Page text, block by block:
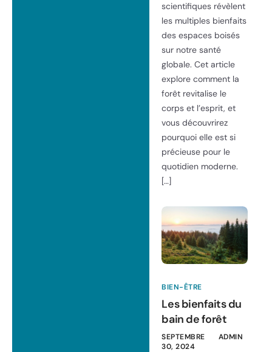
scientifiques révèlent
les multiples bienfaits
des espaces boisés
sur notre santé
globale. Cet article
explore comment la
forêt revitalise le
corps et l’esprit, et
vous découvrirez
pourquoi elle est si
précieuse pour le
quotidien moderne.
[…]
BIEN-ÊTRE
Les bienfaits du
bain de forêt
SEPTEMBRE
30, 2024
ADMIN